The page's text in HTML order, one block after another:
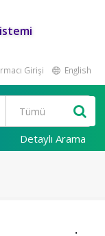
Girişi English
Detaylı Arama